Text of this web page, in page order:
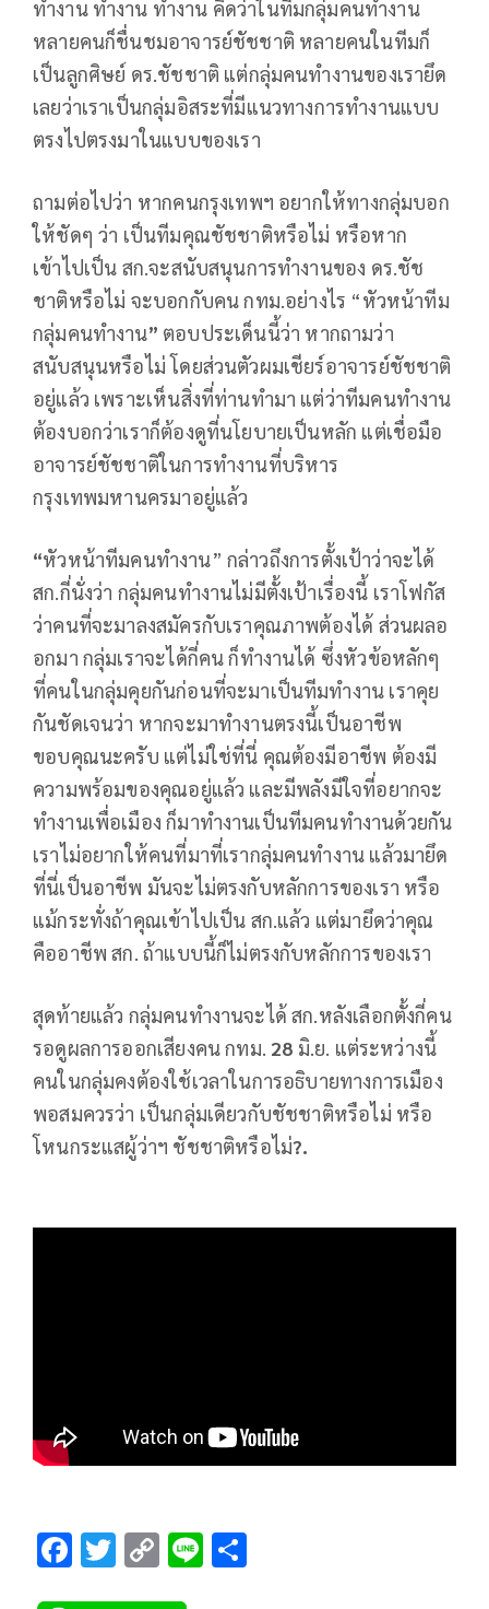
ทำงาน ทำงาน ทำงาน คิดว่าในทีมกลุ่มคนทำงาน
หลายคนก็ชื่นชมอาจารย์ชัชชาติ หลายคนในทีมก็
เป็นลูกศิษย์ ดร.ชัชชาติ แต่กลุ่มคนทำงานของเรายึด
เลยว่าเราเป็นกลุ่มอิสระที่มีแนวทางการทำงานแบบ
ตรงไปตรงมาในแบบของเรา
ถามต่อไปว่า หากคนกรุงเทพฯ อยากให้ทางกลุ่มบอก
ให้ชัดๆ ว่า เป็นทีมคุณชัชชาติหรือไม่ หรือหาก
เข้าไปเป็น สก.จะสนับสนุนการทำงานของ ดร.ชัช
ชาติหรือไม่ จะบอกกับคน กทม.อย่างไร “หัวหน้าทีม
กลุ่มคนทำงาน” ตอบประเด็นนี้ว่า หากถามว่า
สนับสนุนหรือไม่ โดยส่วนตัวผมเชียร์อาจารย์ชัชชาติ
อยู่แล้ว เพราะเห็นสิ่งที่ท่านทำมา แต่ว่าทีมคนทำงาน
ต้องบอกว่าเราก็ต้องดูที่นโยบายเป็นหลัก แต่เชื่อมือ
อาจารย์ชัชชาติในการทำงานที่บริหาร
กรุงเทพมหานครมาอยู่แล้ว
“หัวหน้าทีมคนทำงาน” กล่าวถึงการตั้งเป้าว่าจะได้
สก.กี่นั่งว่า กลุ่มคนทำงานไม่มีตั้งเป้าเรื่องนี้ เราโฟกัส
ว่าคนที่จะมาลงสมัครกับเราคุณภาพต้องได้ ส่วนผลอ
อกมา กลุ่มเราจะได้กี่คน ก็ทำงานได้ ซึ่งหัวข้อหลักๆ
ที่คนในกลุ่มคุยกันก่อนที่จะมาเป็นทีมทำงาน เราคุย
กันชัดเจนว่า หากจะมาทำงานตรงนี้เป็นอาชีพ
ขอบคุณนะครับ แต่ไม่ใช่ที่นี่ คุณต้องมีอาชีพ ต้องมี
ความพร้อมของคุณอยู่แล้ว และมีพลังมีใจที่อยากจะ
ทำงานเพื่อเมือง ก็มาทำงานเป็นทีมคนทำงานด้วยกัน
เราไม่อยากให้คนที่มาที่เรากลุ่มคนทำงาน แล้วมายึด
ที่นี่เป็นอาชีพ มันจะไม่ตรงกับหลักการของเรา หรือ
แม้กระทั่งถ้าคุณเข้าไปเป็น สก.แล้ว แต่มายึดว่าคุณ
คืออาชีพ สก. ถ้าแบบนี้ก็ไม่ตรงกับหลักการของเรา
สุดท้ายแล้ว กลุ่มคนทำงานจะได้ สก.หลังเลือกตั้งกี่คน
รอดูผลการออกเสียงคน กทม. 28 มิ.ย. แต่ระหว่างนี้
คนในกลุ่มคงต้องใช้เวลาในการอธิบายทางการเมือง
พอสมควรว่า เป็นกลุ่มเดียวกับชัชชาติหรือไม่ หรือ
โหนกระแสผู้ว่าฯ ชัชชาติหรือไม่?.
F T C Li